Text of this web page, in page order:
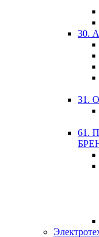
30.
31.
61.